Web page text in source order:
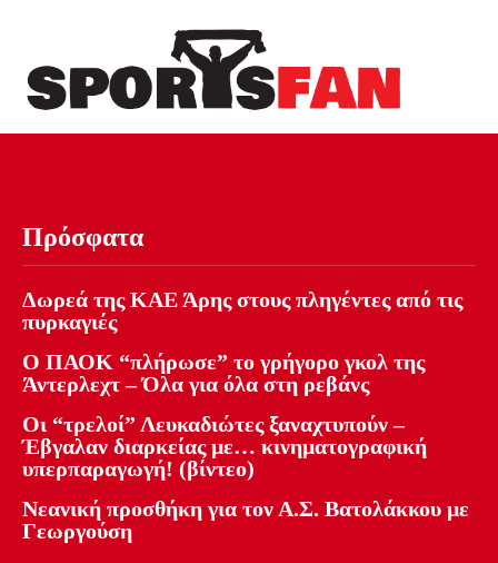
Πρόσφατα
Δωρεά της ΚΑΕ Άρης στους πληγέντες από τις
πυρκαγιές
Ο ΠΑΟΚ “πλήρωσε” το γρήγορο γκολ της
Άντερλεχτ – Όλα για όλα στη ρεβάνς
Οι “τρελοί” Λευκαδιώτες ξαναχτυπούν –
Έβγαλαν διαρκείας με… κινηματογραφική
υπερπαραγωγή! (βίντεο)
Νεανική προσθήκη για τον Α.Σ. Βατολάκκου με
Γεωργούση